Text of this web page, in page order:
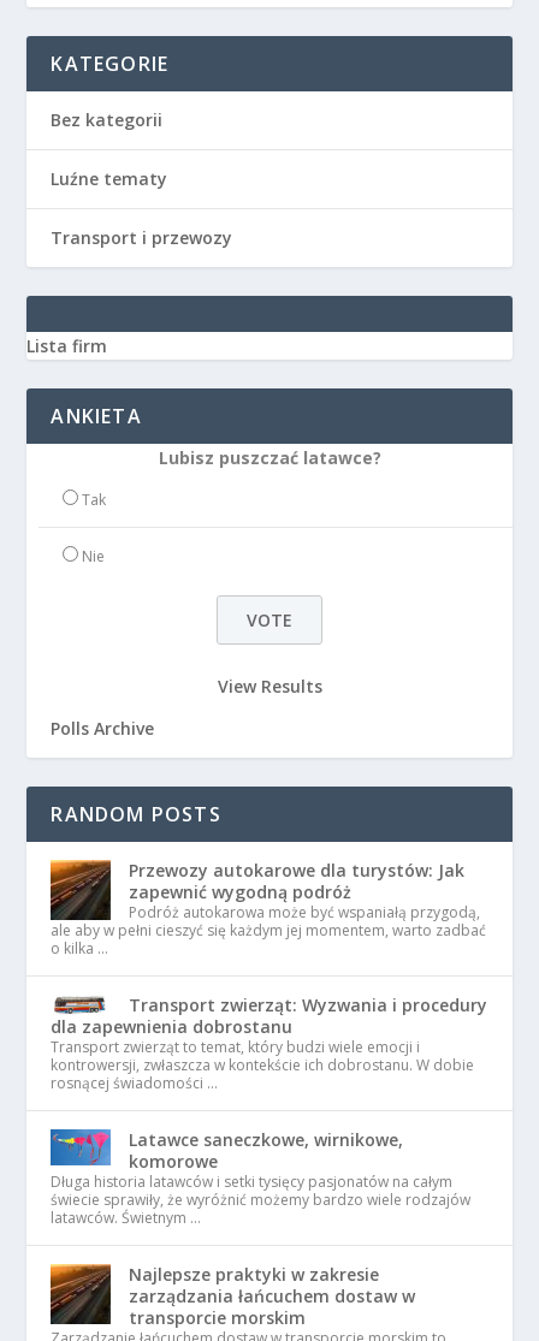
KATEGORIE
Bez kategorii
Luźne tematy
Transport i przewozy
Lista firm
ANKIETA
Lubisz puszczać latawce?
Tak
Nie
View Results
Polls Archive
RANDOM POSTS
Przewozy autokarowe dla turystów: Jak
zapewnić wygodną podróż
Podróż autokarowa może być wspaniałą przygodą,
ale aby w pełni cieszyć się każdym jej momentem, warto zadbać
o kilka …
Transport zwierząt: Wyzwania i procedury
dla zapewnienia dobrostanu
Transport zwierząt to temat, który budzi wiele emocji i
kontrowersji, zwłaszcza w kontekście ich dobrostanu. W dobie
rosnącej świadomości …
Latawce saneczkowe, wirnikowe,
komorowe
Długa historia latawców i setki tysięcy pasjonatów na całym
świecie sprawiły, że wyróżnić możemy bardzo wiele rodzajów
latawców. Świetnym …
Najlepsze praktyki w zakresie
zarządzania łańcuchem dostaw w
transporcie morskim